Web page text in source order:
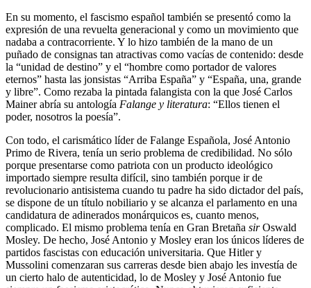
En su momento, el fascismo español también se presentó como la
expresión de una revuelta generacional y como un movimiento que
nadaba a contracorriente. Y lo hizo también de la mano de un
puñado de consignas tan atractivas como vacías de contenido: desde
la “unidad de destino” y el “hombre como portador de valores
eternos” hasta las jonsistas “Arriba España” y “España, una, grande
y libre”. Como rezaba la pintada falangista con la que José Carlos
Mainer abría su antología Falange y literatura: “Ellos tienen el
poder, nosotros la poesía”.
Con todo, el carismático líder de Falange Española, José Antonio
Primo de Rivera, tenía un serio problema de credibilidad. No sólo
porque presentarse como patriota con un producto ideológico
importado siempre resulta difícil, sino también porque ir de
revolucionario antisistema cuando tu padre ha sido dictador del país,
se dispone de un título nobiliario y se alcanza el parlamento en una
candidatura de adinerados monárquicos es, cuanto menos,
complicado. El mismo problema tenía en Gran Bretaña sirOswald
Mosley. De hecho, José Antonio y Mosley eran los únicos líderes de
partidos fascistas con educación universitaria. Que Hitler y
Mussolini comenzaran sus carreras desde bien abajo les investía de
un cierto halo de autenticidad, lo de Mosley y José Antonio fue